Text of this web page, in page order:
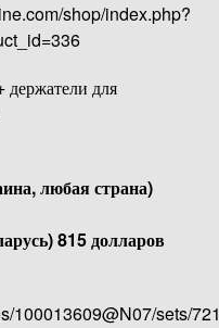
shop/index.php?
для
любая страна)
815 долларов
100013609@N07/sets/